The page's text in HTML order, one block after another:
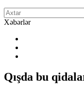
Xəbərlər
Qışda bu